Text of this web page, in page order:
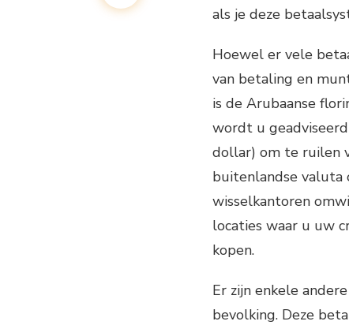
als je deze
Hoewel er vele
van betaling en
is de Arubaanse
wordt u
dollar) om te ruilen
buitenlandse valuta
wisselkantoren
locaties waar u uw
kopen.
Er zijn enkele
bevolking. Deze